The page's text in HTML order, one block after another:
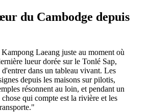
du Cambodge depuis
Laeang juste au moment où
lueur dorée sur le Tonlé Sap,
dans un tableau vivant. Les
depuis les maisons sur pilotis,
résonnent au loin, et pendant un
qui compte est la rivière et les